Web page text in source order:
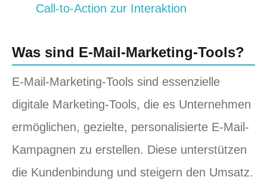
Call-to-Action zur Interaktion
Was sind E-Mail-Marketing-Tools?
E-Mail-Marketing-Tools sind essenzielle
digitale Marketing-Tools, die es Unternehmen
ermöglichen, gezielte, personalisierte E-Mail-
Kampagnen zu erstellen. Diese unterstützen
die Kundenbindung und steigern den Umsatz.